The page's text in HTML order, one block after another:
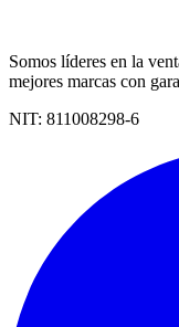
Somos líderes en la
mejores marcas con
NIT: 811008298-6